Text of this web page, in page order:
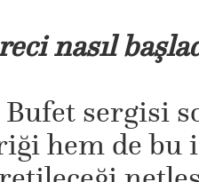
nasıl
sergisi
hem de bu